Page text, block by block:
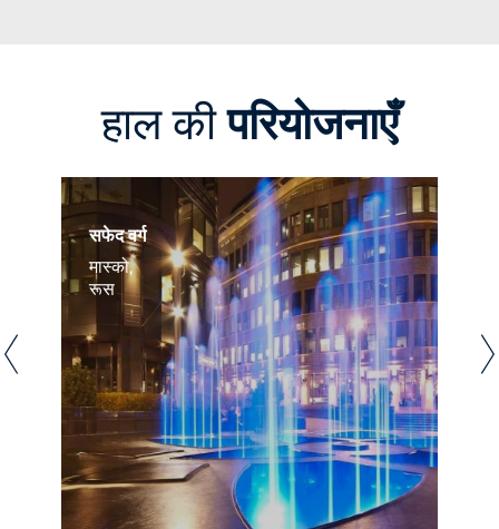
हाल कीपरियोजनाएँ
सफेद वर्ग
मास्को,
रूस